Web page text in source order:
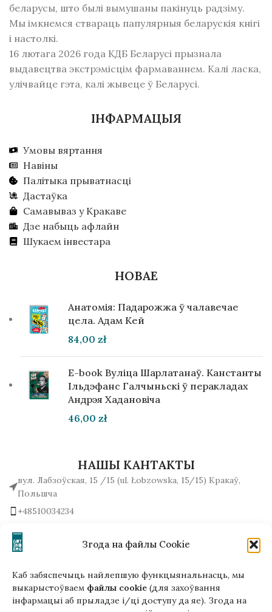
Згода на файлы Cookie
Каб забяспечыць найлепшую функцыянальнасць, мы
выкарыстоўваем файлы cookie (для захоўвання
інфармацыі аб прыладзе і/ці доступу да яе). Згода на
Гэтая версія сайта створана
беларусы, што былі вымушаны пакінуць радзiму.
Мы імкнемся ствараць папулярныя беларускія кнігі
і настолкі.
16 лютага 2026 года КДБ Беларусі прызнала
выдавецтва экстрэмісцім фармаваннем. Калі ласка,
улічвайце гэта, калі жывеце ў Беларусі.
ІНФАРМАЦЫЯ
Умовы вяртання
Навіны
Палітыка прыватнасці
Дастаўка
Самавываз у Кракаве
Дзе набыць афлайн
Шукаем інвестара
НОВАЕ
Анатомія: Падарожжа ў чалавечае
цела. Адам Кей
84,00 zł
E-book Вуліца Шарлатанаў. Канстанты
Ільдэфанс Галчыньскі ў перакладах
Андрэя Хадановіча
46,00 zł
НАШЫ КАНТАКТЫ
вул. Лабзоўская, 15 /15 (ul. Łobzowska, 15/15) Кракаў,
Польшча
+48510034234
Напісаць нам!